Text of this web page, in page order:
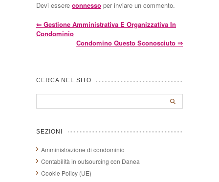
Devi essere connesso per inviare un commento.
⇐ Gestione Amministrativa E Organizzativa In
Condominio
Condomino Questo Sconosciuto ⇒
CERCA NEL SITO
SEZIONI
Amministrazione di condominio
Contabilità in outsourcing con Danea
Cookie Policy (UE)